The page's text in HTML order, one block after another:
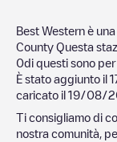
Best Western è
County Questa
0di questi sono
È stato aggiunto il
caricato il 19/08/
Ti consigliamo di
nostra comunità,